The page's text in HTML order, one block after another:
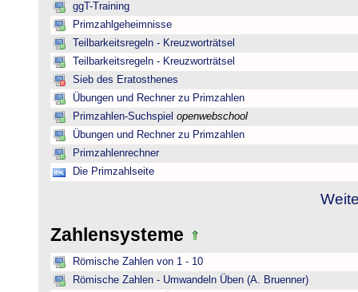
ggT-Training
Primzahlgeheimnisse
Teilbarkeitsregeln - Kreuzworträtsel
Teilbarkeitsregeln - Kreuzworträtsel
Sieb des Eratosthenes
Übungen und Rechner zu Primzahlen
Primzahlen-Suchspiel openwebschool
Übungen und Rechner zu Primzahlen
Primzahlenrechner
Die Primzahlseite
Zahlensysteme
Römische Zahlen von 1 - 10
Römische Zahlen - Umwandeln Üben (A. Bruenner)